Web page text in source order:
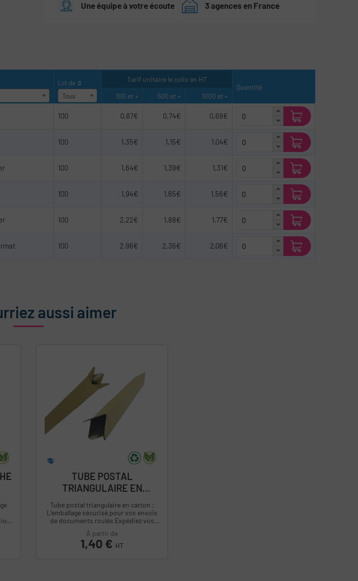
Une équipe à votre écoute 3 agences en France
Lot de
Tous
Tarif unitaire le colis en HT
Quantité
100 et +
500 et + 1000 et +
100 0,87€ 0,74€ 0,69€
100 1,35€ 1,15€ 1,04€
100 1,64€ 1,39€ 1,31€
100 1,94€ 1,65€ 1,56€
100 2,22€ 1,88€ 1,77€
100 2,96€ 2,36€ 2,06€
aussi aimer
TUBE POSTAL
TRIANGULAIRE EN
CARTON
Tube postal triangulaire en carton :
L’emballage sécurisé pour vos envois
de documents roulés Expédiez vos
documents, affiches, posters ou
plans...
À partir de
Prix
1,40 € HT